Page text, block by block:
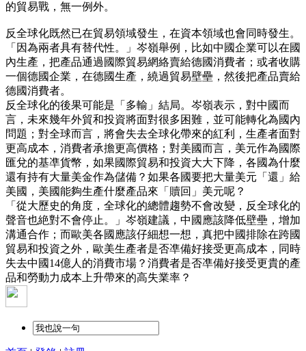
的貿易戰，無一例外。
反全球化既然已在貿易領域發生，在資本領域也會同時發生。
「因為兩者具有替代性。」岑嶺舉例，比如中國企業可以在國
內生產，把產品通過國際貿易網絡賣給德國消費者；或者收購
一個德國企業，在德國生產，繞過貿易壁壘，然後把產品賣給
德國消費者。
反全球化的後果可能是「多輸」結局。岑嶺表示，對中國而
言，未來幾年外貿和投資將面對很多困難，並可能轉化為國內
問題；對全球而言，將會失去全球化帶來的紅利，生產者面對
更高成本，消費者承擔更高價格；對美國而言，美元作為國際
匯兌的基凖貨幣，如果國際貿易和投資大大下降，各國為什麼
還有持有大量美金作為儲備？如果各國要把大量美元「還」給
美國，美國能夠生產什麼產品來「贖回」美元呢？
「從大歷史的角度，全球化的總體趨勢不會改變，反全球化的
聲音也絶對不會停止。」岑嶺建議，中國應該降低壁壘，增加
溝通合作；而歐美各國應該仔細想一想，真把中國排除在跨國
貿易和投資之外，歐美生產者是否凖備好接受更高成本，同時
失去中國14億人的消費市場？消費者是否凖備好接受更貴的產
品和勞動力成本上升帶來的高失業率？